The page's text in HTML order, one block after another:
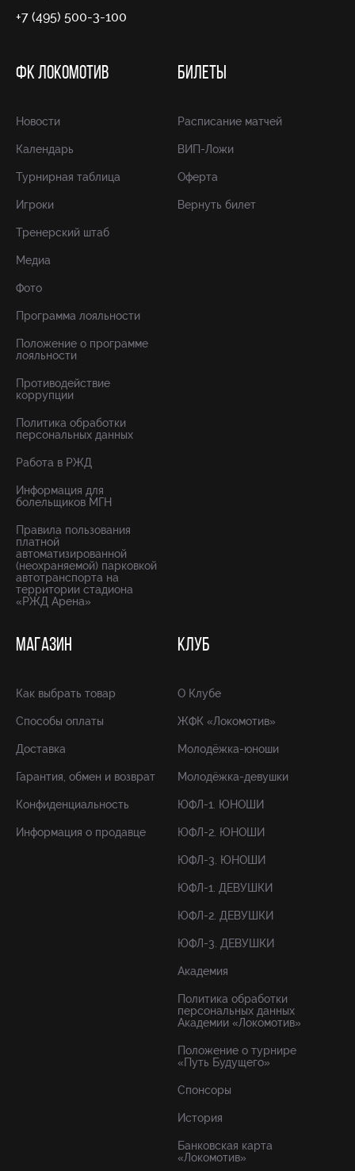
+7 (495) 500-3-100
ФК ЛОКОМОТИВ
Новости
Календарь
Турнирная таблица
Игроки
Тренерский штаб
Медиа
Фото
Программа лояльности
Положение о программе
лояльности
Противодействие
коррупции
Политика обработки
персональных данных
Работа в РЖД
Информация для
болельщиков МГН
Правила пользования
платной
автоматизированной
(неохраняемой) парковкой
автотранспорта на
территории стадиона
«РЖД Арена»
БИЛЕТЫ
Расписание матчей
ВИП-Ложи
Оферта
Вернуть билет
МАГАЗИН
Как выбрать товар
Способы оплаты
Доставка
Гарантия, обмен и возврат
Конфиденциальность
Информация о продавце
КЛУБ
О Клубе
ЖФК «Локомотив»
Молодёжка-юноши
Молодёжка-девушки
ЮФЛ-1. ЮНОШИ
ЮФЛ-2. ЮНОШИ
ЮФЛ-3. ЮНОШИ
ЮФЛ-1. ДЕВУШКИ
ЮФЛ-2. ДЕВУШКИ
ЮФЛ-3. ДЕВУШКИ
Академия
Политика обработки
персональных данных
Академии «Локомотив»
Положение о турнире
«Путь Будущего»
Спонсоры
История
Банковская карта
«Локомотив»